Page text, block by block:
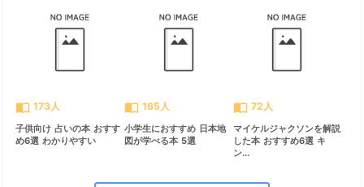
import_contacts 173人
子供向け 占いの本 おすす
め6選 わかりやすい
import_contacts 165人
小学生におすすめ 日本地
図が学べる本 5選
import_contacts 72人
マイケルジャクソンを解説
した本 おすすめ6選 キ
ン...